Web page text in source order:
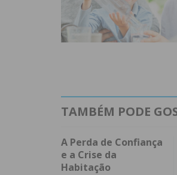
TAMBÉM PODE
A Perda de Confiança
e a Crise da
Habitação